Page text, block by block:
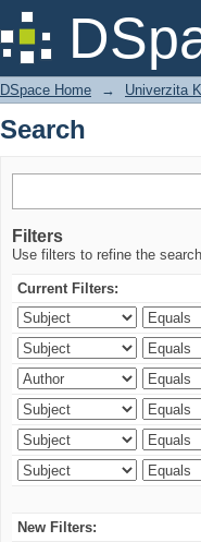
Search
DSpace Home → Univerzita
Search
Filters
Use filters to refine the
Current Filters:
New Filters: